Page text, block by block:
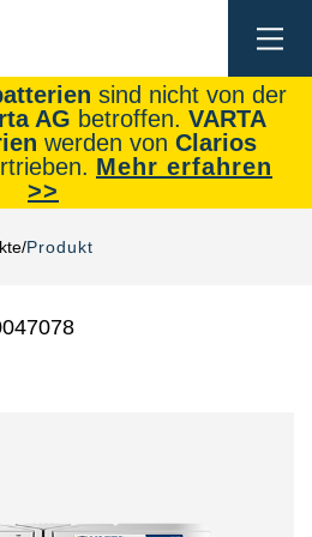
sind nicht von der
AG betroffen. VARTA
werden von Clarios
Mehr erfahren
>>
Produkt